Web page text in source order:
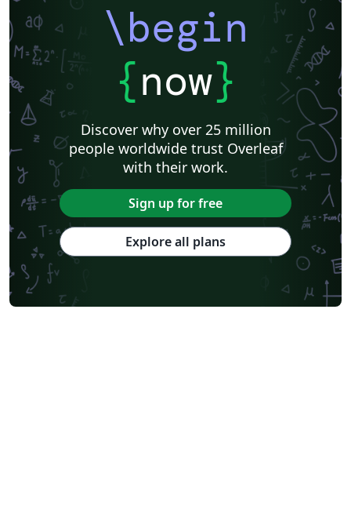
\begin
{now}
Discover why over 25 million
people worldwide trust Overleaf
with their work.
Sign up for free
Explore all plans